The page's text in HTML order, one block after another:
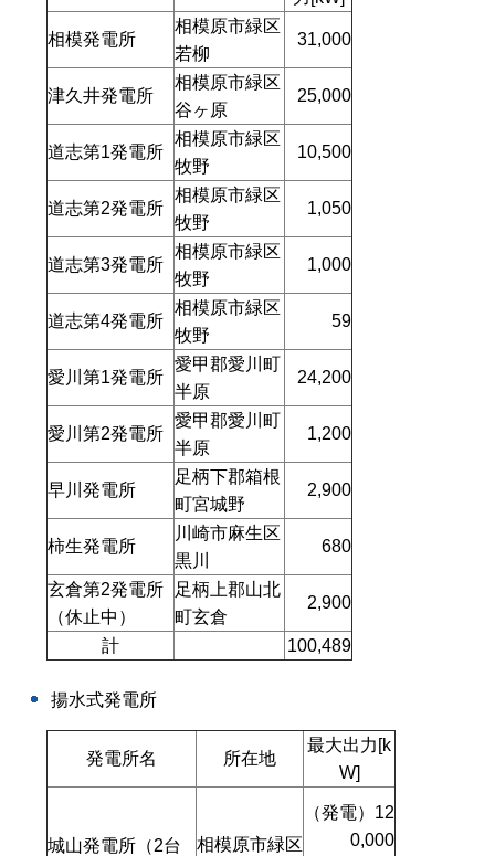
相模発電所
相模原市緑区
若柳
31,000
津久井発電所
相模原市緑区
谷ヶ原
25,000
道志第1発電所
相模原市緑区
牧野
10,500
道志第2発電所
相模原市緑区
牧野
1,050
道志第3発電所
相模原市緑区
牧野
1,000
道志第4発電所
相模原市緑区
牧野
59
愛川第1発電所
愛甲郡愛川町
半原
24,200
愛川第2発電所
愛甲郡愛川町
半原
1,200
早川発電所
足柄下郡箱根
町宮城野
2,900
柿生発電所
川崎市麻生区
黒川
680
玄倉第2発電所
（休止中）
足柄上郡山北
町玄倉
2,900
計 100,489
揚水式発電所
発電所名 所在地
最大出力[k
W]
城山発電所（2台
相模原市緑区
（発電）12
0,000